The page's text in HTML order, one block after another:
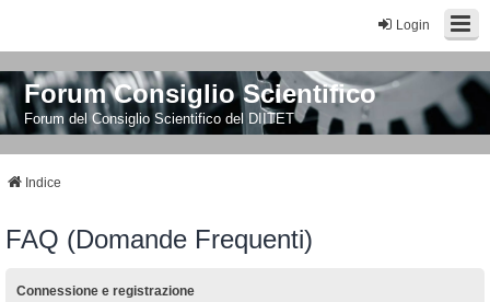
Login
Forum Consiglio Scientifico
Forum del Consiglio Scientifico del DIITET
Indice
FAQ (Domande Frequenti)
Connessione e registrazione